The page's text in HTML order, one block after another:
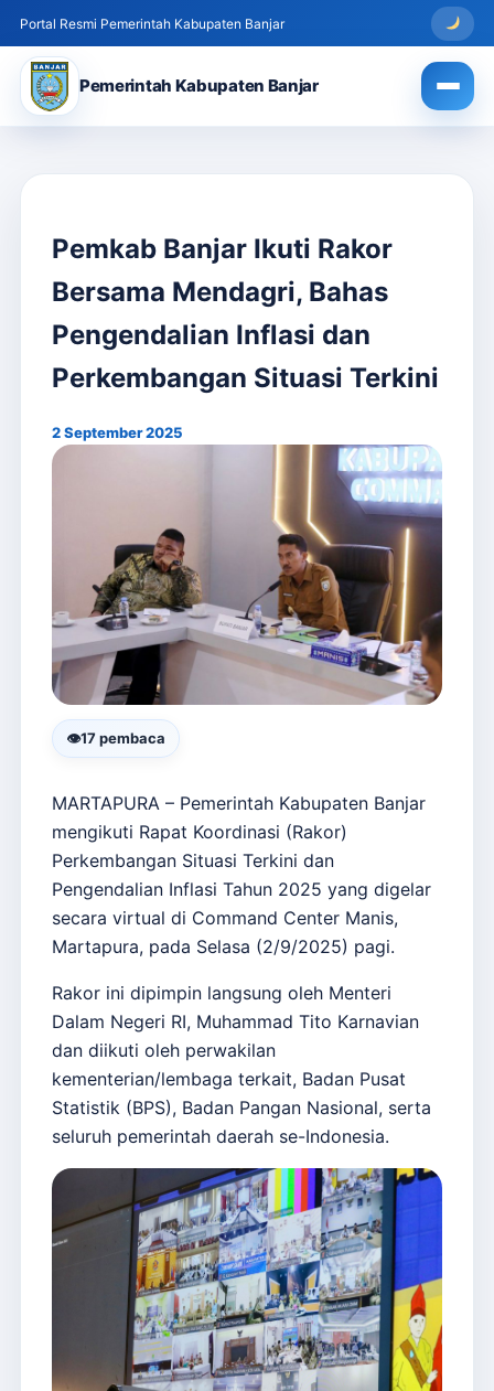
Portal Resmi Pemerintah Kabupaten Banjar
Pemerintah Kabupaten Banjar
Pemkab Banjar Ikuti Rakor
Bersama Mendagri, Bahas
Pengendalian Inflasi dan
Perkembangan Situasi Terkini
2 September 2025
👁17 pembaca
MARTAPURA – Pemerintah Kabupaten Banjar
mengikuti Rapat Koordinasi (Rakor)
Perkembangan Situasi Terkini dan
Pengendalian Inflasi Tahun 2025 yang digelar
secara virtual di Command Center Manis,
Martapura, pada Selasa (2/9/2025) pagi.
Rakor ini dipimpin langsung oleh Menteri
Dalam Negeri RI, Muhammad Tito Karnavian
dan diikuti oleh perwakilan
kementerian/lembaga terkait, Badan Pusat
Statistik (BPS), Badan Pangan Nasional, serta
seluruh pemerintah daerah se-Indonesia.